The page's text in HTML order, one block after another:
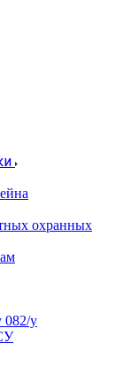
охранных
082/у